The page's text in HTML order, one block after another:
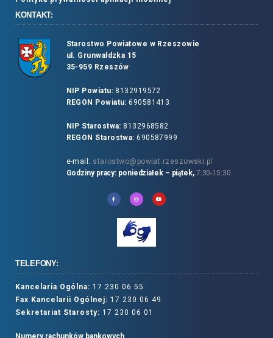
KONTAKT:
Starostwo Powiatowe w Rzeszowie
ul. Grunwaldzka 15
35-959 Rzeszów
NIP Powiatu:8132919572
REGON Powiatu: 690581413
NIP Starostwa: 8132968582
REGON Starostwa: 690587999
e-mail: starostwo@powiat.rzeszowski.pl
Godziny pracy: poniedziałek – piątek, 7:30-15:30
TELEFONY:
Kancelaria Ogólna: 17 230 06 55
Fax Kancelarii Ogólnej: 17 230 06 49
Sekretariat Starosty: 17 230 06 01
Numery rachunków bankowych